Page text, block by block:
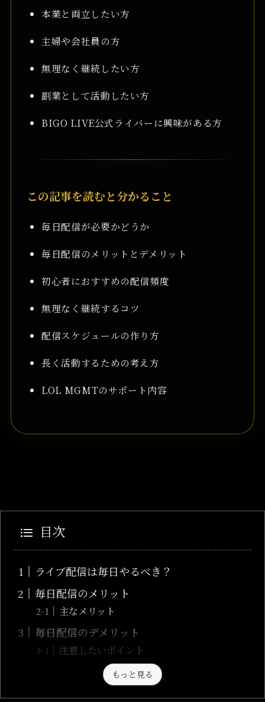
本業と両立したい方
主婦や会社員の方
無理なく継続したい方
副業として活動したい方
BIGO LIVE公式ライバーに興味がある方
この記事を読むと分かること
毎日配信が必要かどうか
毎日配信のメリットとデメリット
初心者におすすめの配信頻度
無理なく継続するコツ
配信スケジュールの作り方
長く活動するための考え方
LOL MGMTのサポート内容
目次
ライブ配信は毎日やるべき？
毎日配信のメリット
主なメリット
毎日配信のデメリット
注意したいポイント
もっと見る